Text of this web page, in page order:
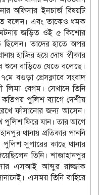
অফিসার ইনচার্জ বিষয়টি
বলেন। এবং তাকেও ধমক
ঘটনায় জড়িত ওই ৫ কিশোর
ছিলেন। তাদের হাতে অপর
হাজির হয়ে দোষ স্বীকার
বাড়িতে যেতে বলেছে।
ব্গুড়া প্রেসক্লাবে সংবাদ
লিমা বেগম। সেখানে তিনি
কতিপয় পুলিশ ব্যাগে দেশীয়
রেখে ফাঁসানোর জন্য আসেন।
পুলিশ ফিরে যান। তার আগে
থানায় প্রতিকার পাননি
সুপারের কাছে থানার
তিনি। শাজাহানপুর
এসআই আব্দুর রাজ্জাক
এসময় তিনি বাহিরে